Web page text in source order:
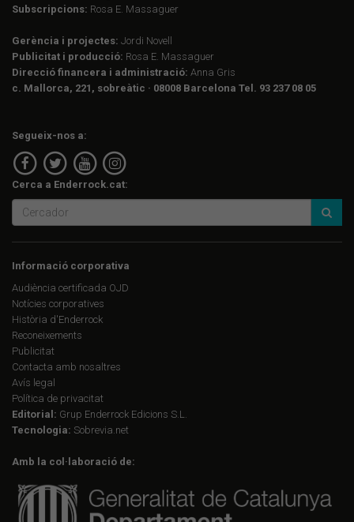
Subscripcions: Rosa E. Massaguer
Gerència i projectes: Jordi Novell
Publicitat i producció: Rosa E. Massaguer
Direcció financera i administració: Anna Gris
c. Mallorca, 221, sobreàtic · 08008 Barcelona Tel. 93 237 08 05
Segueix-nos a:
Cerca a Enderrock.cat:
Informació corporativa
Audiència certificada OJD
Notícies corporatives
Història d'Enderrock
Reconeixements
Publicitat
Contacta amb nosaltres
Avís legal
Política de privacitat
Editorial: Grup Enderrock Edicions S.L.
Tecnologia: Sobrevia.net
Amb la col·laboració de: